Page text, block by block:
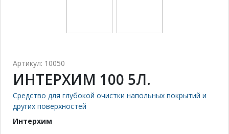
Артикул: 10050
ИНТЕРХИМ 100 5Л.
Средство для глубокой очистки напольных покрытий и
других поверхностей
Интерхим